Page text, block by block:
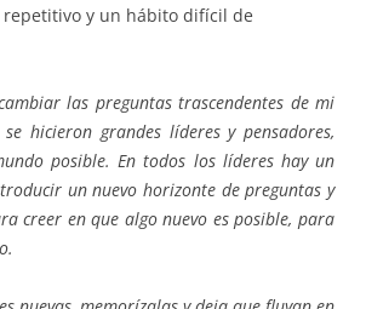
y un hábito difícil de
las preguntas trascendentes de mi
hicieron grandes líderes y pensadores,
posible. En todos los líderes hay un
un nuevo horizonte de preguntas y
creer en que algo nuevo es posible, para